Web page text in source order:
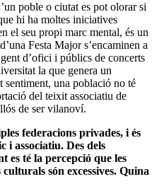
poble o ciutat es pot olorar si
hi ha moltes iniciatives
el seu propi marc mental, és un
Festa Major s’encaminen a
d’ofici i públics de concerts
la que genera un
sentiment, una població no té
del teixit associatiu de
de ser vilanoví.
federacions privades, i és
i associatiu. Des dels
es té la percepció que les
són excessives. Quina